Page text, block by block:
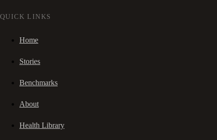
QUICK LINKS
Home
Stories
Benchmarks
About
Health Library